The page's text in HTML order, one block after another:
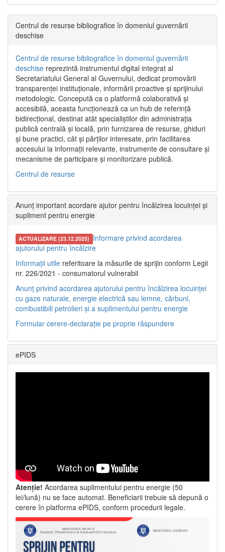
Centrul de resurse bibliografice în domeniul guvernării
deschise
Centrul de resurse bibliografice în domeniul guvernării
deschise reprezintă instrumentul digital integrat al
Secretariatului General al Guvernului, dedicat promovării
transparenței instituționale, informării proactive și sprijinului
metodologic. Concepută ca o platformă colaborativă și
accesibilă, aceasta funcționează ca un hub de referință
bidirecțional, destinat atât specialiștilor din administrația
publică centrală și locală, prin furnizarea de resurse, ghiduri
și bune practici, cât și părților interesate, prin facilitarea
accesului la informații relevante, instrumente de consultare și
mecanisme de participare și monitorizare publică.
Centrul de resurse
Anunț important acordare ajutor pentru încălzirea locuinței și
supliment pentru energie
ACTUALIZARE (23.12.2025) Informare privind acordarea
ajutorului pentru încălzire
Informații utile referitoare la măsurile de sprijin conform Legii
nr. 226/2021 - consumatorul vulnerabil
Anunț privind acordarea ajutorului pentru încălzirea locuinței
cu gaze naturale, energie electrică sau lemne, cărbuni,
combustibili petrolieri și a suplimentului pentru energie
Formular cerere-declarație pe proprie răspundere
ePIDS
Atenție! Acordarea suplimentului pentru energie (50
lei/lună) nu se face automat. Beneficiarii trebuie să depună o
cerere în platforma ePIDS, conform procedurii legale.